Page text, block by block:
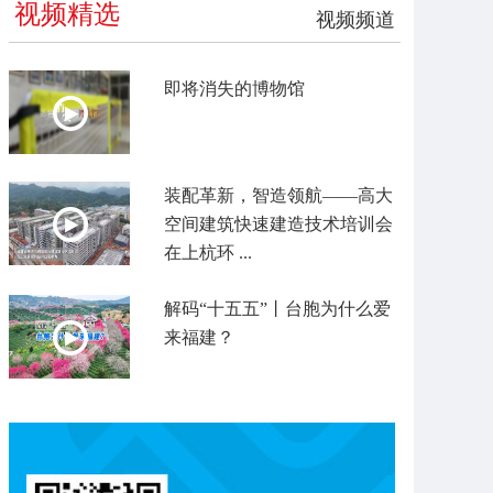
视频频道
视频精选
即将消失的博物馆
装配革新，智造领航——高大
空间建筑快速建造技术培训会
在上杭环 ...
解码“十五五”丨台胞为什么爱
来福建？